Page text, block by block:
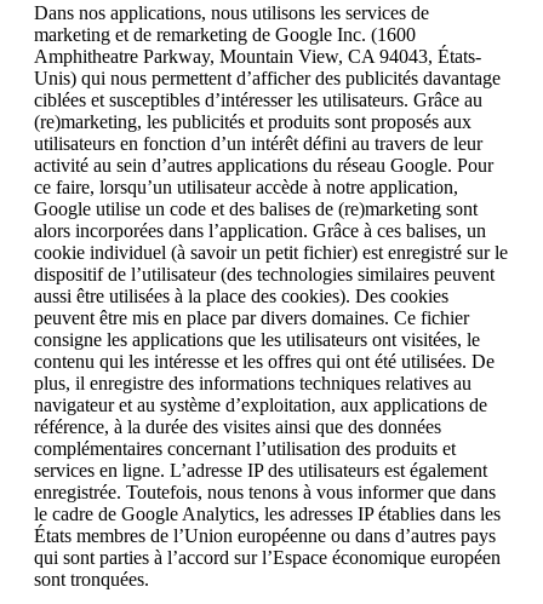
Dans nos applications, nous utilisons les services de
marketing et de remarketing de Google Inc. (1600
Amphitheatre Parkway, Mountain View, CA 94043, États-
Unis) qui nous permettent d’afficher des publicités davantage
ciblées et susceptibles d’intéresser les utilisateurs. Grâce au
(re)marketing, les publicités et produits sont proposés aux
utilisateurs en fonction d’un intérêt défini au travers de leur
activité au sein d’autres applications du réseau Google. Pour
ce faire, lorsqu’un utilisateur accède à notre application,
Google utilise un code et des balises de (re)marketing sont
alors incorporées dans l’application. Grâce à ces balises, un
cookie individuel (à savoir un petit fichier) est enregistré sur le
dispositif de l’utilisateur (des technologies similaires peuvent
aussi être utilisées à la place des cookies). Des cookies
peuvent être mis en place par divers domaines. Ce fichier
consigne les applications que les utilisateurs ont visitées, le
contenu qui les intéresse et les offres qui ont été utilisées. De
plus, il enregistre des informations techniques relatives au
navigateur et au système d’exploitation, aux applications de
référence, à la durée des visites ainsi que des données
complémentaires concernant l’utilisation des produits et
services en ligne. L’adresse IP des utilisateurs est également
enregistrée. Toutefois, nous tenons à vous informer que dans
le cadre de Google Analytics, les adresses IP établies dans les
États membres de l’Union européenne ou dans d’autres pays
qui sont parties à l’accord sur l’Espace économique européen
sont tronquées.